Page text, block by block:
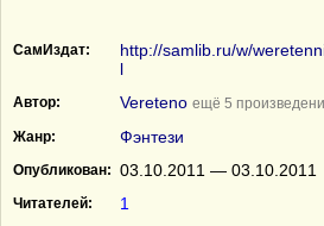
СамИздат:
http://samlib.ru/w/
l
Автор: Vereteno ещё 5
Жанр:
Фэнтези
Опубликован: 03.10.2011 — 03.10.2011
Читателей: 1